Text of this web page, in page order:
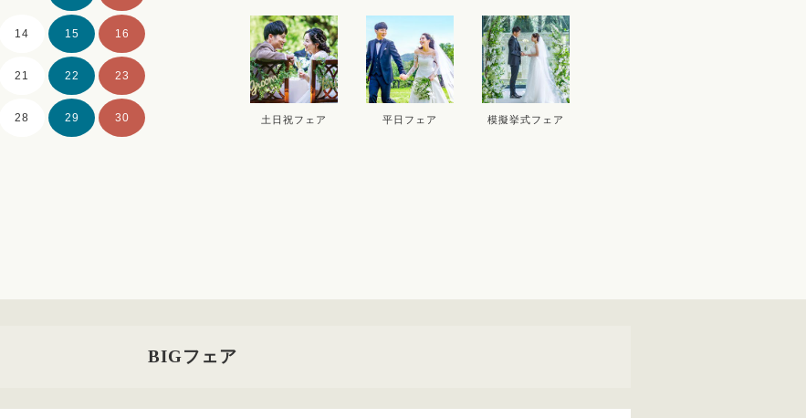
14 15 16
21 22 23
28 29 30
14 15 16 17 18 19
21 22 23 24 25
28 30
土日祝フェア 平日フェア 模擬挙式フェア
BIGフェア